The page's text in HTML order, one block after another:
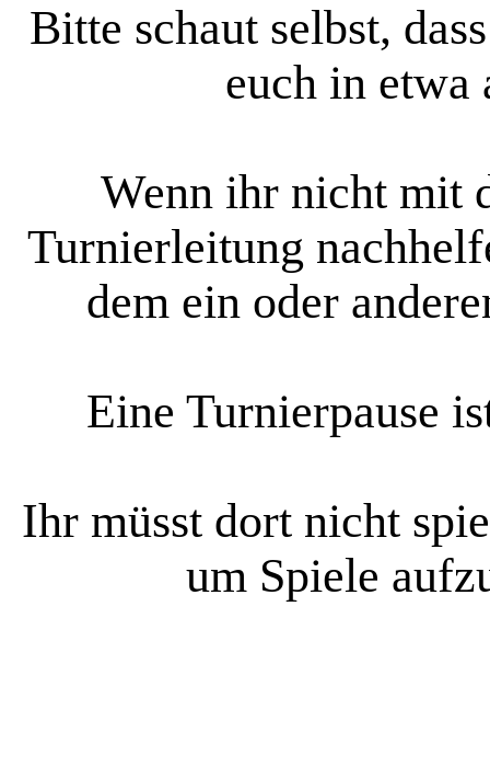
Bitte schaut selbst,
euch in etwa
Wenn ihr nicht mit
Turnierleitung
dem ein oder
Eine Turnierpause
Ihr müsst dort nicht
um Spiele